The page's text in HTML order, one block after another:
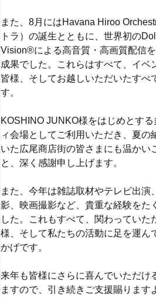
また、8月にはHavana Hiroo
トラ）の誕生とともに、世界初の
Vision®による高音質・高画質配信
成果でした。これらはすべて、イベ
皆様、そしてお越しいただいたすべ
す。
KOSHINO JUNKO様をはじめとす
ィ会場としてご利用いただき、夏の
いた広尾商店街の皆さまにも温かい
と、深く感謝申し上げます。
また、今年は雑誌取材やテレビ出演
影、映画撮影など、貴重な経験をた
した。これもすべて、関わっていた
様、そして私たちの活動に足を運ん
かげです。
来年も皆様にさらに喜んでいただけ
ますので、引き続きご支援賜ります